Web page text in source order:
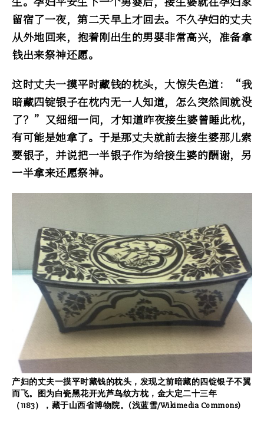
留宿了一夜，第二天早上才回去。不久孕妇的丈夫
从外地回来，抱着刚出生的男婴非常高兴，准备拿
钱出来祭神还愿。
这时丈夫一摸平时藏钱的枕头，大惊失色道：“我
暗藏四锭银子在枕内无一人知道，怎么突然间就没
了？”又细细一问，才知道昨夜接生婆曾睡此枕，
有可能是她拿了。于是那丈夫就前去接生婆那儿索
要银子，并说把一半银子作为给接生婆的酬谢，另
一半拿来还愿祭神。
产妇的丈夫一摸平时藏钱的枕头，发现之前暗藏的四锭银子不翼
而飞。图为白瓷黑花开光芦鸟纹方枕，金大定二十三年
（1183），藏于山西省博物院。(浅蓝雪/Wikimedia Commons)